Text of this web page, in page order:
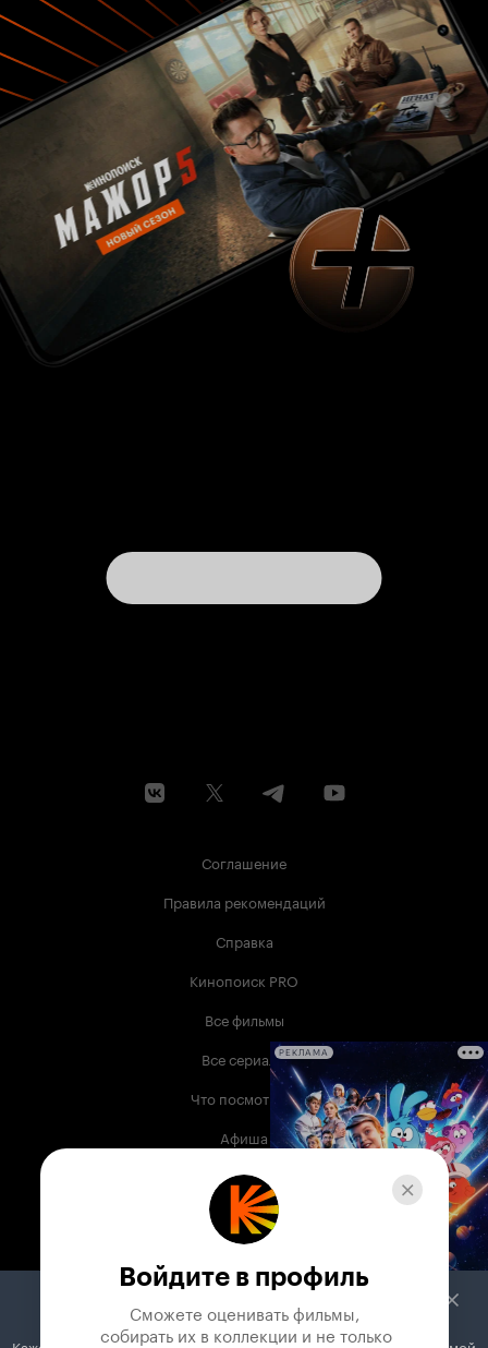
Соглашение
Правила рекомендаций
Справка
Кинопоиск PRO
Все фильмы
Все сериалы
Что посмотреть
Афиша
Музыка
Телепрограмма
Служба поддержки
РЕКЛАМА
Войдите в профиль
Сможете оценивать фильмы,
собирать их в коллекции и не только